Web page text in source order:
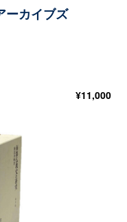
ーカイブズ
¥11,000